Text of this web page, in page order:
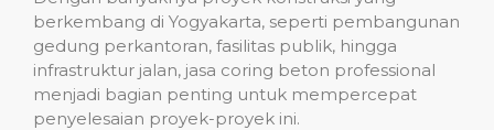
berkembang di Yogyakarta, seperti pembangunan
gedung perkantoran, fasilitas publik, hingga
infrastruktur jalan, jasa coring beton professional
menjadi bagian penting untuk mempercepat
penyelesaian proyek-proyek ini.